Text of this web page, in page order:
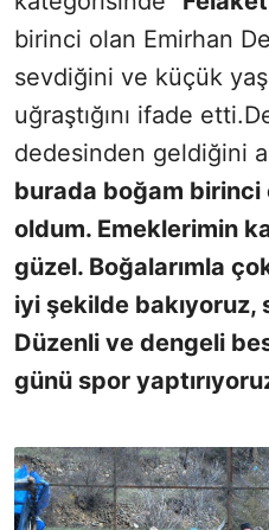
birinci olan Emirhan
sevdiğini ve küçük
uğraştığını ifade
dedesinden geldiğini
burada boğam birinci
oldum. Emeklerimin
güzel. Boğalarımla
iyi şekilde bakıyoruz,
Düzenli ve dengeli
günü spor